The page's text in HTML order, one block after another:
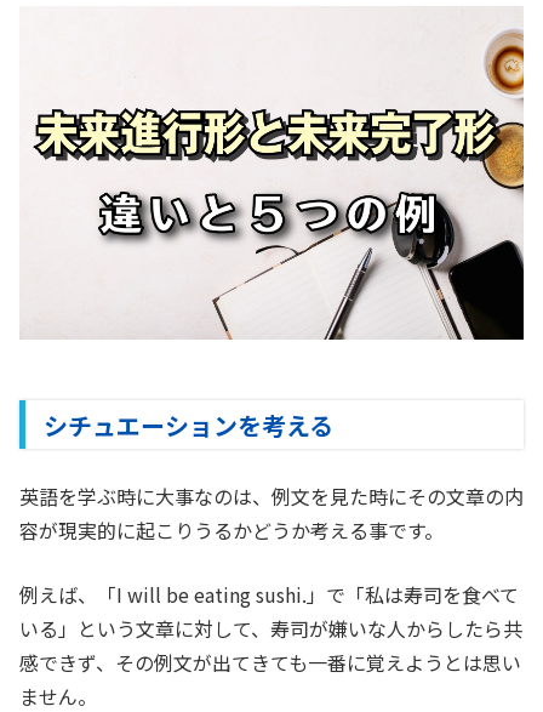
シチュエーションを考える
英語を学ぶ時に大事なのは、例文を見た時にその文章の内
容が現実的に起こりうるかどうか考える事です。
例えば、「I will be eating sushi.」で「私は寿司を食べて
いる」という文章に対して、寿司が嫌いな人からしたら共
感できず、その例文が出てきても一番に覚えようとは思い
ません。